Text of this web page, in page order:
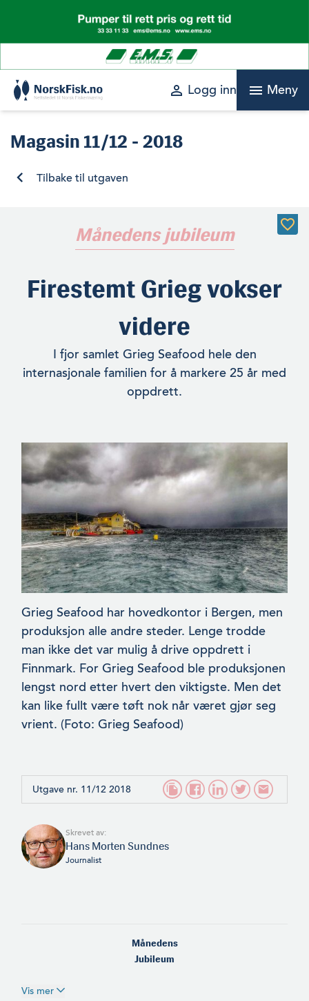
content
perm_identity Logg inn menu Meny
Magasin 11/12 - 2018
Tilbake til utgaven
Månedens jubileum
Firestemt Grieg vokser
videre
I fjor samlet Grieg Seafood hele den
internasjonale familien for å markere 25 år med
oppdrett.
Grieg Seafood har hovedkontor i Bergen, men
produksjon alle andre steder. Lenge trodde
man ikke det var mulig å drive oppdrett i
Finnmark. For Grieg Seafood ble produksjonen
lengst nord etter hvert den viktigste. Men det
kan like fullt være tøft nok når været gjør seg
vrient. (Foto: Grieg Seafood)
Utgave nr. 11/12 2018
Skrevet av:
Hans Morten Sundnes
Journalist
Månedens
Jubileum
Vis mer